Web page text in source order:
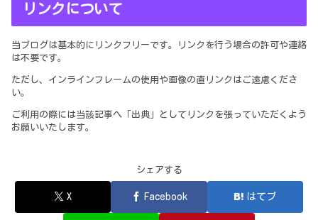
リンクについて
当ブログは基本的にリンクフリーです。リンクを行う場合の許可や連絡
は不要です。
ただし、インラインフレームの使用や画像の直リンクはご遠慮くださ
い。
ご利用の際には当該記事へ「出典」としてリンクを張っていただくよう
お願いいたします。
シェアする
X Facebook はてブ